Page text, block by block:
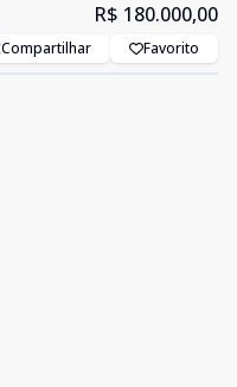
R$ 180.000,00
Compartilhar Favorito